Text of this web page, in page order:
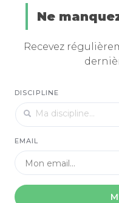
Ne
Recevez
DISCIPLINE
EMAIL